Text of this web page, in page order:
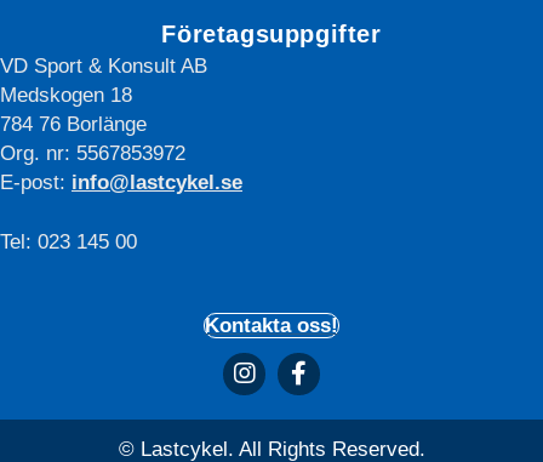
Företagsuppgifter
VD Sport & Konsult AB
Medskogen 18
784 76 Borlänge
Org. nr: 5567853972
E-post: info@lastcykel.se
Tel: 023 145 00
Kontakta oss!
© Lastcykel. All Rights Reserved.